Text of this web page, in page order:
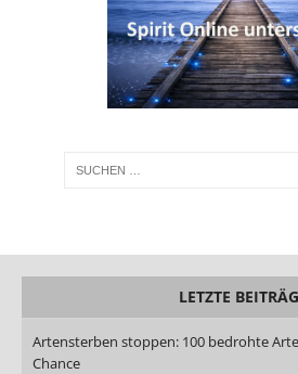
LETZTE
Artensterben stoppen: 100 bedrohte
Chance